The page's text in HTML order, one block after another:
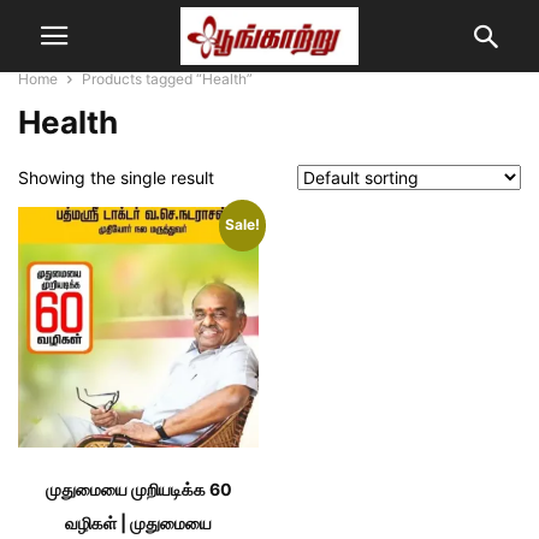
Home Products tagged “Health”
Health
Showing the single result
Sale!
முதுமையை முறியடிக்க 60
வழிகள் | முதுமையை